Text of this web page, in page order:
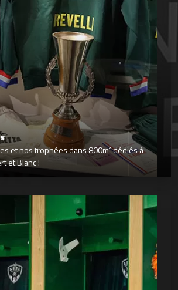
et nos trophées dans 800m² dédiés à
et Blanc !